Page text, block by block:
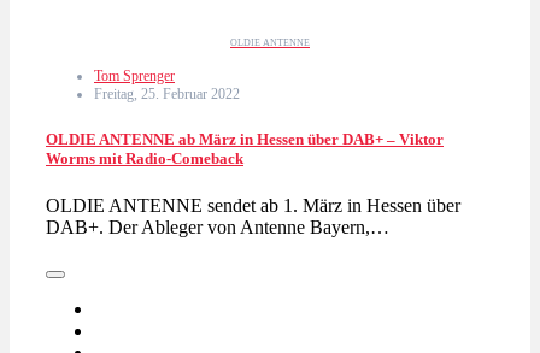
OLDIE ANTENNE
Tom Sprenger
Freitag, 25. Februar 2022
OLDIE ANTENNE ab März in Hessen über DAB+ – Viktor
Worms mit Radio-Comeback
OLDIE ANTENNE sendet ab 1. März in Hessen über
DAB+. Der Ableger von Antenne Bayern,…